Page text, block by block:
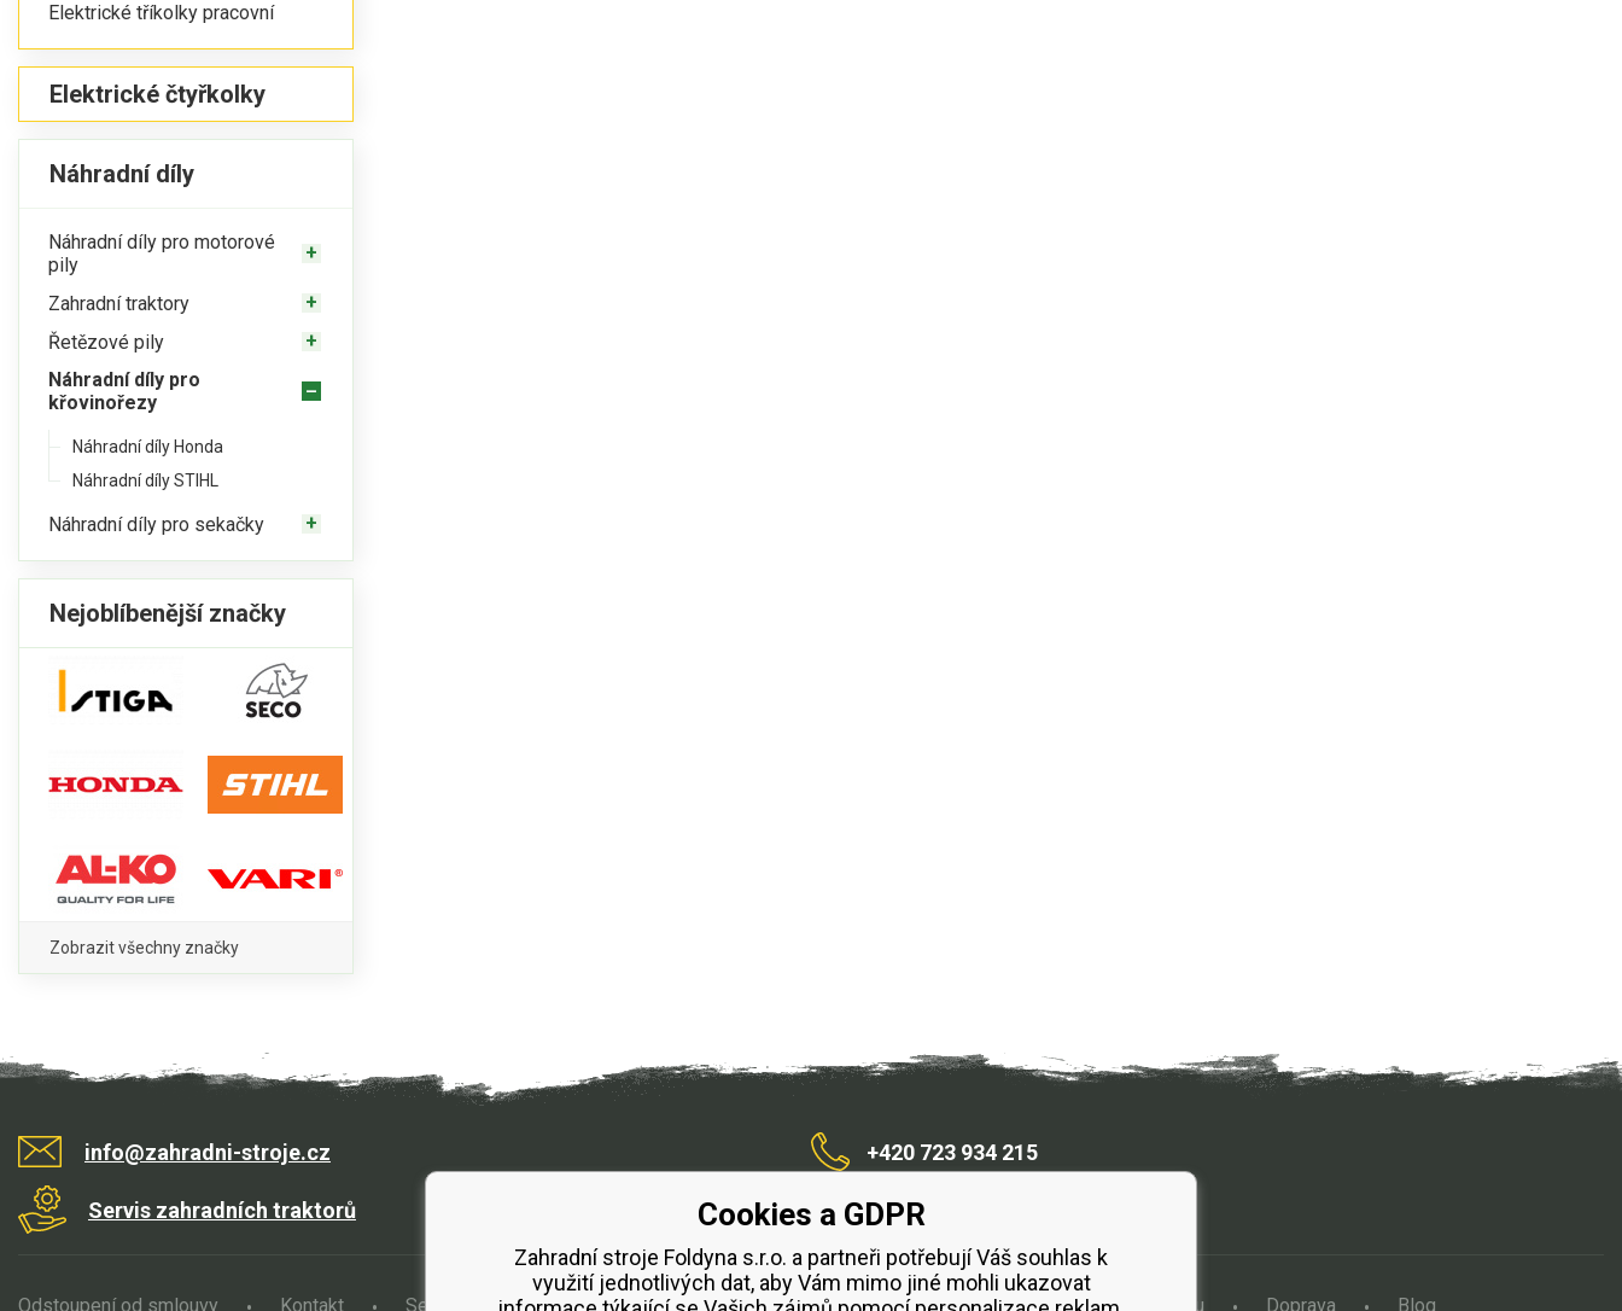
Elektrické tříkolky pracovní
Elektrické čtyřkolky
Náhradní díly
Náhradní díly pro motorové
pily
Zahradní traktory
Řetězové pily
Náhradní díly pro
křovinořezy
Náhradní díly Honda
Náhradní díly STIHL
Náhradní díly pro sekačky
Nejoblíbenější značky
Zobrazit všechny značky
info@zahradni-stroje.cz
Servis zahradních traktorů /zahradnístroje
+420 723 934 215
Odstoupení od smlouvy Kontakt Servis Obchodní podmínky Splátkový prodej ESSOX Půjčovna vertikutátoru Doprava Blog
Cookies a GDPR
Zahradní stroje Foldyna s.r.o. a partneři potřebují Váš souhlas k
využití jednotlivých dat, aby Vám mimo jiné mohli ukazovat